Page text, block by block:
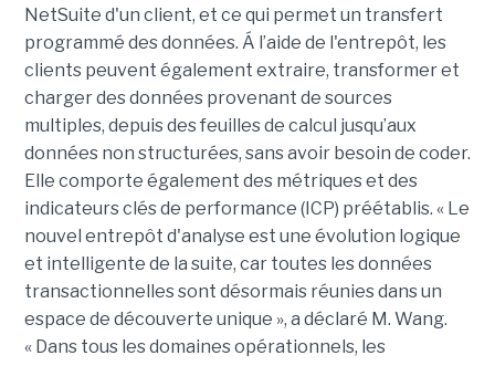
NetSuite d'un client, et ce qui permet un transfert
programmé des données. Á l’aide de l'entrepôt, les
clients peuvent également extraire, transformer et
charger des données provenant de sources
multiples, depuis des feuilles de calcul jusqu’aux
données non structurées, sans avoir besoin de coder.
Elle comporte également des métriques et des
indicateurs clés de performance (ICP) préétablis. « Le
nouvel entrepôt d'analyse est une évolution logique
et intelligente de la suite, car toutes les données
transactionnelles sont désormais réunies dans un
espace de découverte unique », a déclaré M. Wang.
« Dans tous les domaines opérationnels, les